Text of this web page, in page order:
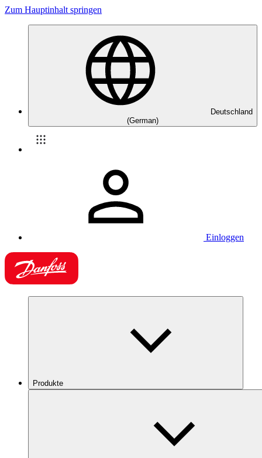
Zum Hauptinhalt springen
Deutschland
(German)
Einloggen
Produkte